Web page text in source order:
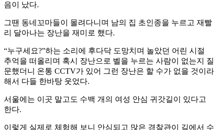
음이 났다.
그땐 동네꼬마들이 몰려다니며 남의 집 초인종을 누르고 재빨
리 달아나는 장난을 재미로 했다.
“누구세요?”하는 소리에 후다닥 도망치며 놀았던 어린 시절
추억을 떠올리며 혹시 장난으로 벨을 누르는 사람이 없는지 질
문했더니 온통 CCTV가 있어 그런 장난은 할 수가 없을 것이라
해서 다들 한바탕 웃었다.
서울에는 이곳 말고도 수백 개의 여성 안심 귀갓길이 있다고
한다.
이렇게 실제로 체험해 보니 안심되고 많은 경찰관이 길에서 수